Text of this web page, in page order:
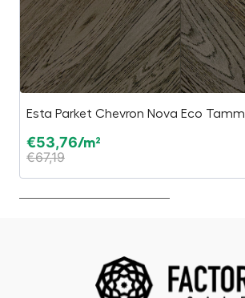
Esta Parket Chevron Nova Eco
€53,76/m²
€67,19